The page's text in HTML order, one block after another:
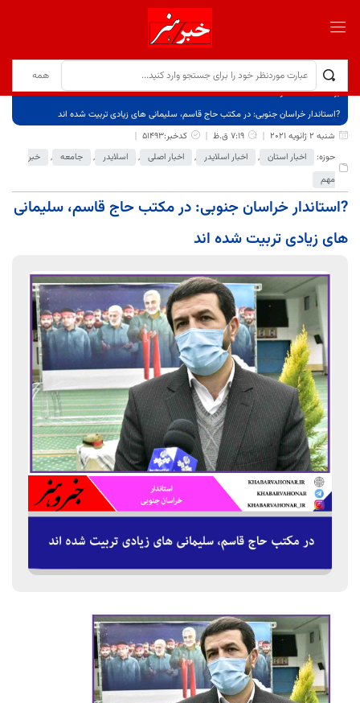
برگ نخست
نوشته‌ها
?استاندار خراسان جنوبی: در مکتب حاج قاسم، سلیمانی های زیادی تربیت شده اند
شنبه 2 ژانویه 2021
7:19 ق.ظ
کدخبر:51493
حوزه:
اخبار استان , اخبار اسلایدر , اخبار اصلی , اسلایدر , جامعه ,
خبر
مهم
?استاندار خراسان جنوبی: در مکتب حاج قاسم، سلیمانی
های زیادی تربیت شده اند